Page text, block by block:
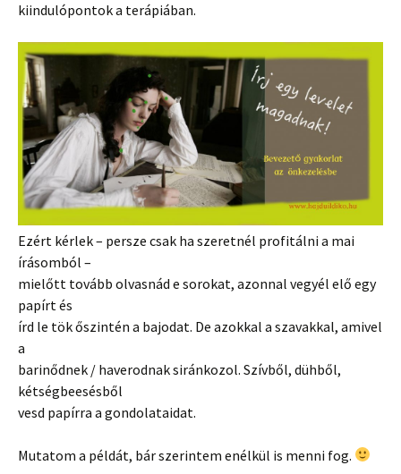
kiindulópontok a terápiában.
Ezért kérlek – persze csak ha szeretnél profitálni a mai
írásomból –
mielőtt tovább olvasnád e sorokat, azonnal vegyél elő egy
papírt és
írd le tök őszintén a bajodat. De azokkal a szavakkal, amivel
a
barinődnek / haverodnak siránkozol. Szívből, dühből,
kétségbeesésből
vesd papírra a gondolataidat.
Mutatom a példát, bár szerintem enélkül is menni fog.